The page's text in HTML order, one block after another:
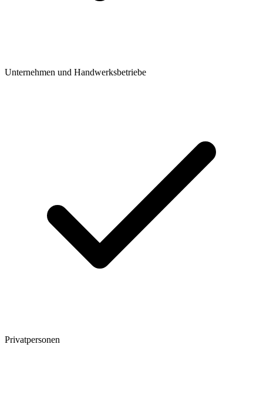
Unternehmen und Handwerksbetriebe
Privatpersonen